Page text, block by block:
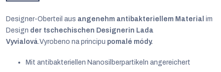
Designer-Oberteil aus angenehm antibakteriellem Material im
Design der tschechischen Designerin Lada
Vyvialová.Vyrobeno na principu pomalé módy.
Mit antibakteriellen Nanosilberpartikeln angereichert